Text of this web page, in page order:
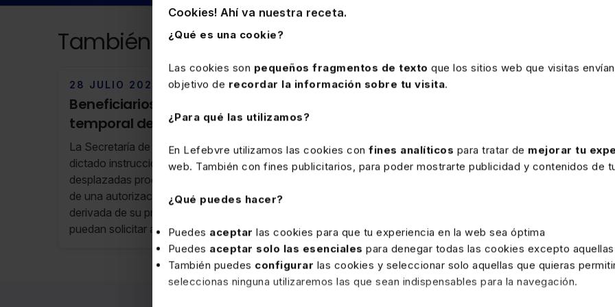
Cookies! Ahí va nuestra receta.
¿Qué es una cookie?
Las cookies son pequeños fragmentos de texto que los sitios web que visitas
objetivo de recordar la información sobre tu visita.
¿Para qué las utilizamos?
En Lefebvre utilizamos las cookies con fines analíticos para tratar de mejorar tu
web. También con fines publicitarios, para poder mostrarte publicidad y contenidos de
¿Qué puedes hacer?
Puedes aceptar las cookies para que tu experiencia en la web sea óptima
Puedes aceptar solo las esenciales para denegar todas las cookies excepto
También puedes configurar las cookies y seleccionar solo aquellas que quieras
seleccionas ninguna utilizaremos las que sean indispensables para la navegación.
También puede interesarte
28 JULIO 2026
Beneficiarios de protección
temporal desplazados de Ucrania:
transición a autorización de
estancia y residencia
La Secretaría de Estado de Migraciones ha
dictado instrucciones para que las personas
desplazadas procedentes de Ucrania, titulares
de una autorización de residencia temporal
derivada de su protección temporal en España,
puedan solicitar autorizaciones de estancia y
residencia conforme a lo establecido en el
Reglamento de Extranjería.
9 JUNIO 2026
superior a 80 Db en su trabajo
No se considera enfermedad profesional la
hipoacusia (sordera) de un trabajador, a pesar
profesional.